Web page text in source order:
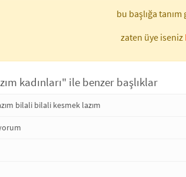
bu başlığa
zaten üye iseniz
kadınları" ile benzer başlıklar
bilali bilali kesmek lazım